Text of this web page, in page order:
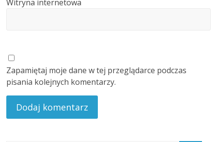
Witryna internetowa
Zapamiętaj moje dane w tej przeglądarce podczas
pisania kolejnych komentarzy.